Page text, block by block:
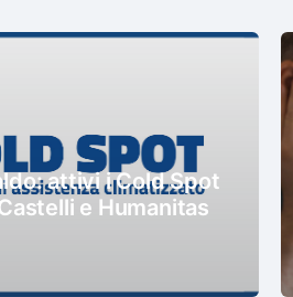
attivi i Cold Spot
e Humanitas